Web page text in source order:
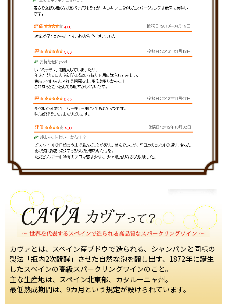
カヴァとは、スペイン産ブドウで造られる、シャンパンと同様の
製法「瓶内2次醗酵」させた自然な泡を醸し出す、1872年に誕生
したスペインの高級スパークリングワインのこと。
主な生産地は、スペイン北東部、カタルーニャ州。
最低熟成期間は、9カ月という規定が設けられています。